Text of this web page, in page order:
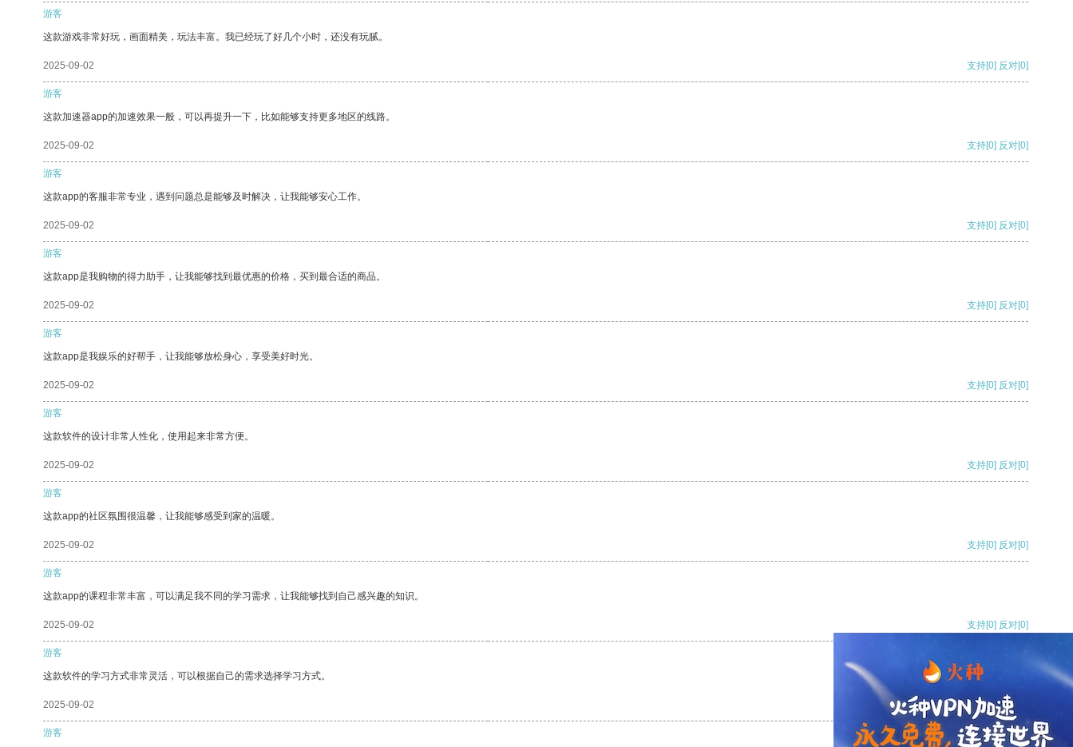
游客
这款游戏非常好玩，画面精美，玩法丰富。我已经玩了好几个小时，还没有玩腻。
2025-09-02 支持[0] 反对[0]
游客
这款加速器app的加速效果一般，可以再提升一下，比如能够支持更多地区的线路。
2025-09-02 支持[0] 反对[0]
游客
这款app的客服非常专业，遇到问题总是能够及时解决，让我能够安心工作。
2025-09-02 支持[0] 反对[0]
游客
这款app是我购物的得力助手，让我能够找到最优惠的价格，买到最合适的商品。
2025-09-02 支持[0] 反对[0]
游客
这款app是我娱乐的好帮手，让我能够放松身心，享受美好时光。
2025-09-02 支持[0] 反对[0]
游客
这款软件的设计非常人性化，使用起来非常方便。
2025-09-02 支持[0] 反对[0]
游客
这款app的社区氛围很温馨，让我能够感受到家的温暖。
2025-09-02 支持[0] 反对[0]
游客
这款app的课程非常丰富，可以满足我不同的学习需求，让我能够找到自己感兴趣的知识。
2025-09-02 支持[0] 反对[0]
游客
这款软件的学习方式非常灵活，可以根据自己的需求选择学习方式。
2025-09-02 支持[0] 反对
游客